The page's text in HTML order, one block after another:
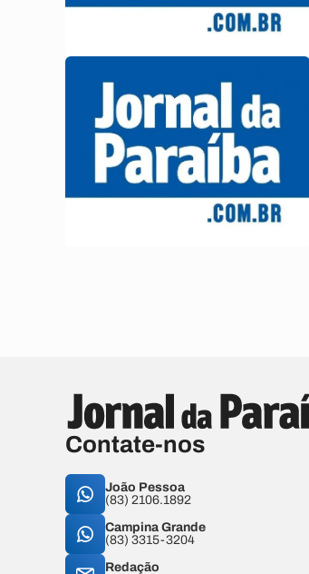
Contate-nos
João Pessoa
(83) 2106.1892
Campina Grande
(83) 3315-3204
Redação